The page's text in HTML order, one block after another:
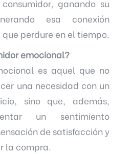
ganando su
esa conexión
perdure en el tiempo.
emocional?
es aquel que no
una necesidad con un
sino que, además,
un sentimiento
de satisfacción y
la compra.